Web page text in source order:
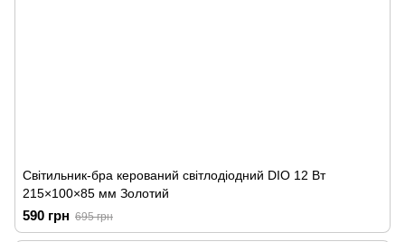
Світильник-бра керований світлодіодний DIO 12 Вт
215×100×85 мм Золотий
590 грн 695 грн